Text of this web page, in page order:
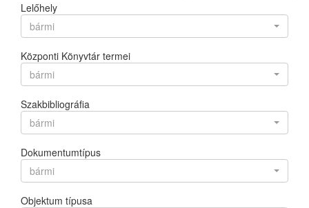
Lelőhely
bármi
Központi Könyvtár termei
bármi
Szakbibliográfia
bármi
Dokumentumtípus
bármi
Objektum típusa